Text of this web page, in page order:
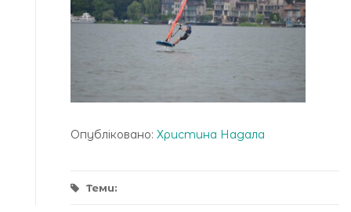
Опубліковано: Христина Надала
Теми: